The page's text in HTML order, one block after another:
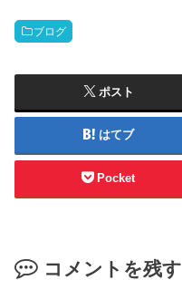
ブログ
ポスト
はてブ
Pocket
コメントを残す